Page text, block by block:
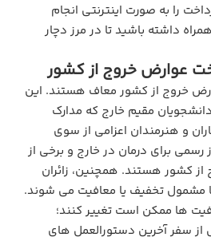
را به‌ صورت اینترنتی انجام
داشته باشید تا در مرز دچار
عوارض خروج از کشور
خروج از کشور معاف هستند. این
مقیم خارج که مدارک
و هنرمندان اعزامی از سوی
رسمی برای درمان در خارج و برخی از
از کشور هستند. همچنین، زائران
مشمول تخفیف یا معافیت می‌ شوند.
ها ممکن است تغییر کنند؛
از سفر آخرین دستورالعمل‌ های